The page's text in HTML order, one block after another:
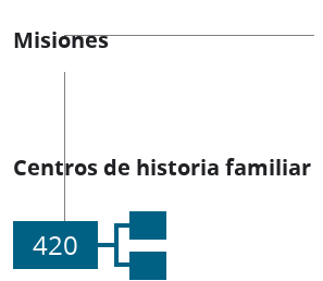
Misiones
Centros de historia familiar
420